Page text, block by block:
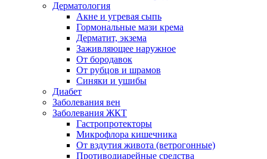
Дерматология
Акне и угревая сыпь
Гормональные мази крема
Дерматит, экзема
Заживляющее наружное
От бородавок
От рубцов и шрамов
Синяки и ушибы
Диабет
Заболевания вен
Заболевания ЖКТ
Гастропротекторы
Микрофлора кишечника
От вздутия живота (ветрогонные)
Противодиарейные средства